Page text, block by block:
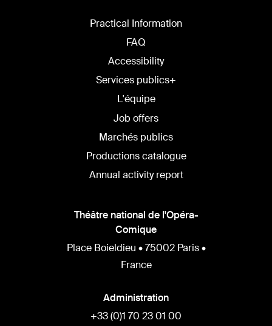
Practical Information
FAQ
Accessibility
Services publics+
L'équipe
Job offers
Marchés publics
Productions catalogue
Annual activity report
Théâtre national de l'Opéra-
Comique
Place Boieldieu • 75002 Paris •
France
Administration
+33 (0)1 70 23 01 00